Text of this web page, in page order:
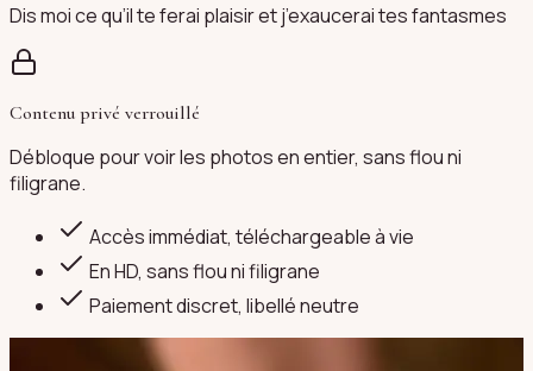
Dis moi ce qu’il te ferai plaisir et j’exaucerai tes fantasmes
Contenu privé verrouillé
Débloque pour voir les photos en entier, sans flou ni
filigrane.
Accès immédiat, téléchargeable à vie
En HD, sans flou ni filigrane
Paiement discret, libellé neutre